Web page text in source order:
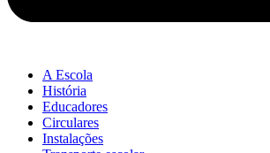
A Escola
História
Educadores
Circulares
Instalações